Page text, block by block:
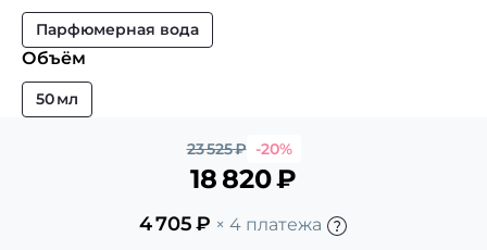
Парфюмерная вода
Объём
50 мл
23 525₽ -20%
18 820₽
4 705₽ × 4 платежа